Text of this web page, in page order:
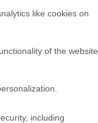
like cookies on
of the website
including